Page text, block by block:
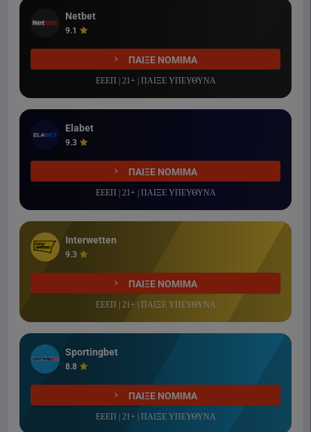
Netbet
9.1
ΠΑΙΞΕ ΝΟΜΙΜΑ
ΕΕΕΠ | 21+ | ΠΑΙΞΕ ΥΠΕΥΘΥΝΑ
Elabet
9.3
ΠΑΙΞΕ ΝΟΜΙΜΑ
ΕΕΕΠ | 21+ | ΠΑΙΞΕ ΥΠΕΥΘΥΝΑ
Interwetten
9.3
ΠΑΙΞΕ ΝΟΜΙΜΑ
ΕΕΕΠ | 21+ | ΠΑΙΞΕ ΥΠΕΥΘΥΝΑ
Sportingbet
8.8
ΠΑΙΞΕ ΝΟΜΙΜΑ
ΕΕΕΠ | 21+ | ΠΑΙΞΕ ΥΠΕΥΘΥΝΑ